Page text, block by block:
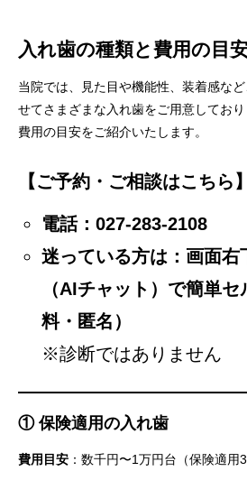
入れ歯の種類と費用の目
当院では、見た目や機能性、装着感な
せてさまざまな入れ歯をご用意してお
費用の目安をご紹介いたします。
【ご予約・ご相談はこちら】
電話： 027-283-2108
迷っている方は：画面右
（AIチャット）で簡単
料・匿名）
※診断ではありません
① 保険適用の入れ歯
費用目安 ：数千円〜1万円台（保険適用